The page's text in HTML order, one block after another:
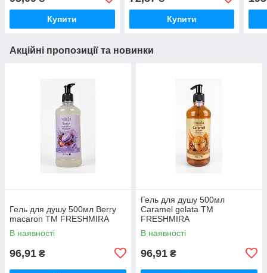
Купити Купити
Акційні пропозиції та новинки
Гель для душу 500мл Berry
macaron ТМ FRESHMIRA
В наявності
96,91 ₴
Гель для душу 500мл
Caramel gelata ТМ
FRESHMIRA
В наявності
96,91 ₴